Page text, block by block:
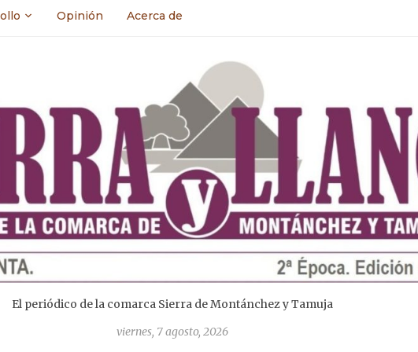
Opinión Acerca de
El periódico de la comarca Sierra de Montánchez y Tamuja
viernes, 7 agosto, 2026